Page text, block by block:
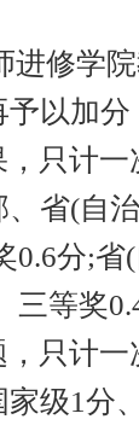
进修学
以加分
，只计
省(自
0.6分;
三等奖
，只计
级1分